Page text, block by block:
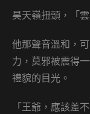
昊天嶺扭頭，「
他那聲音溫和，
力，莫邪被震得
禮貌的目光。
「王爺，應該差